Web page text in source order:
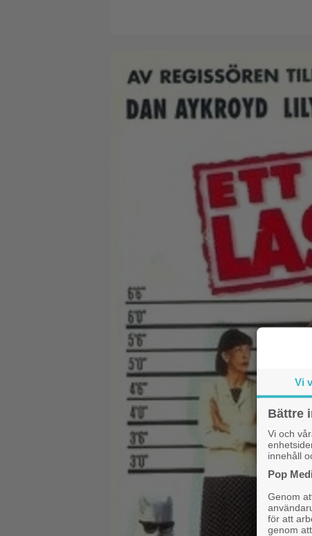
Vi
Bättre
Vi och
innehåll
Pop
Genom
för att
genom